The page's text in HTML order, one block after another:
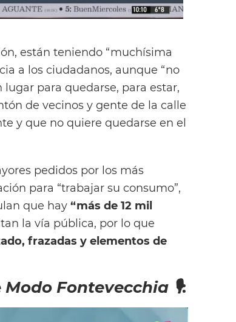
están teniendo “muchísima
a los ciudadanos, aunque “no
para quedarse, para estar,
de vecinos y gente de la calle
y que no quiere quedarse en el
pedidos por los más
para “trabajar su consumo”,
que hay “más de 12 mil
la vía pública, por lo que
frazadas y elementos de
Modo Fontevecchia 🎙: